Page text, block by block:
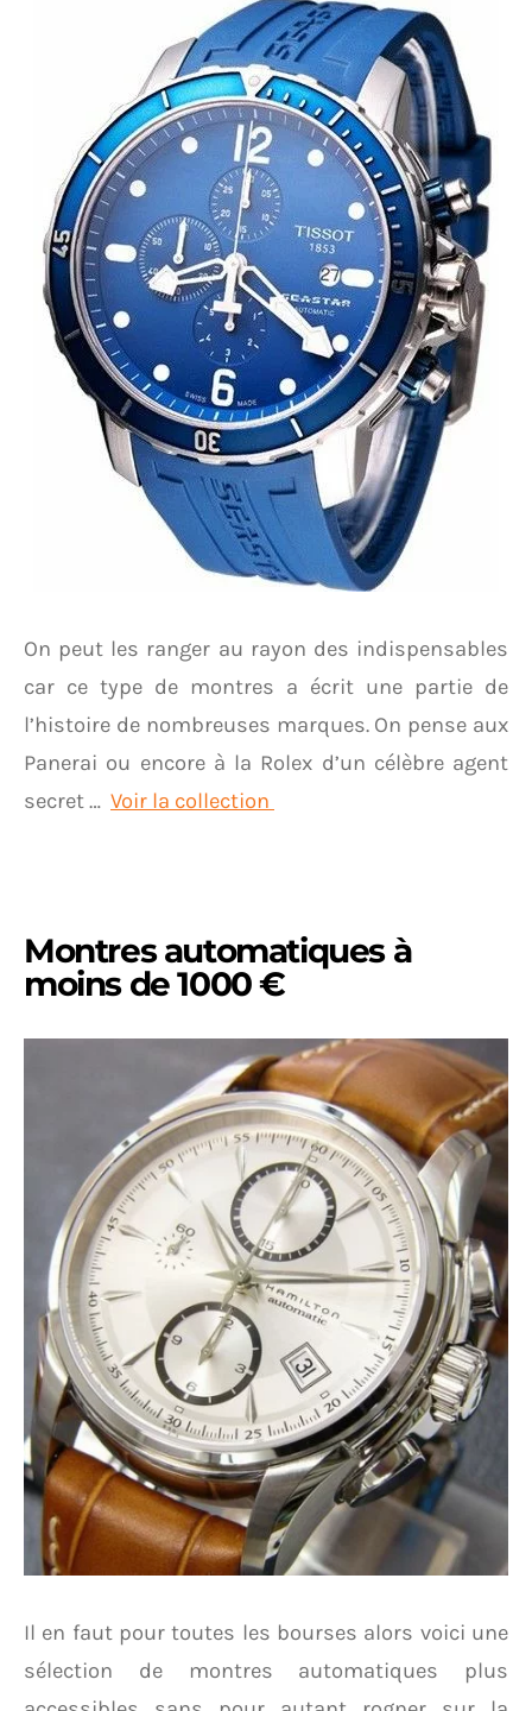
On peut les ranger au rayon des indispensables
car ce type de montres a écrit une partie de
l’histoire de nombreuses marques. On pense aux
Panerai ou encore à la Rolex d’un célèbre agent
secret … Voir la collection
Montres automatiques à
moins de 1000 €
Il en faut pour toutes les bourses alors voici une
sélection de montres automatiques plus